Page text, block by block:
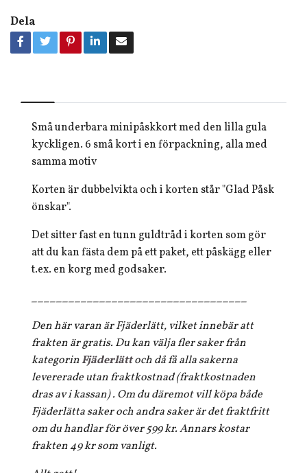
Dela
Små underbara minipåskkort med den lilla gula
kyckligen. 6 små kort i en förpackning, alla med
samma motiv
Korten är dubbelvikta och i korten står "Glad Påsk
önskar".
Det sitter fast en tunn guldtråd i korten som gör
att du kan fästa dem på ett paket, ett påskägg eller
t.ex. en korg med godsaker.
___________________________________
Den här varan är Fjäderlätt, vilket innebär att
frakten är gratis. Du kan välja fler saker från
kategorinFjäderlättoch då få alla sakerna
levererade utan fraktkostnad (fraktkostnaden
dras av i kassan) . Om du däremot vill köpa både
Fjäderlätta saker och andra saker är det fraktfritt
om du handlar för över 599 kr. Annars kostar
frakten 49 kr som vanligt.